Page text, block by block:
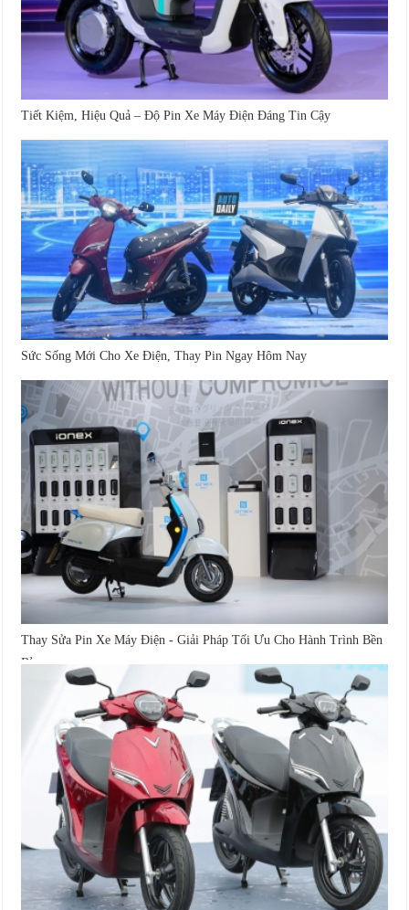
Tiết Kiệm, Hiệu Quả – Độ Pin Xe Máy Điện Đáng Tin Cậy
Sức Sống Mới Cho Xe Điện, Thay Pin Ngay Hôm Nay
Thay Sửa Pin Xe Máy Điện - Giải Pháp Tối Ưu Cho Hành Trình Bền
Bỉ